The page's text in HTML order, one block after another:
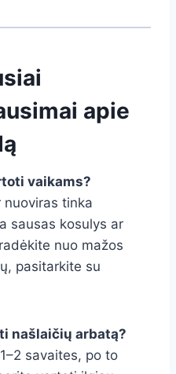
apie
vaikams?
tinka
sausas kosulys ar
nuo mažos
pasitarkite su
našlaičių arbatą?
savaites, po to